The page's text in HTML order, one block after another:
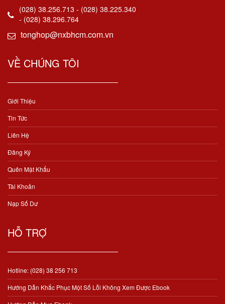
(028) 38.256.713 - (028) 38.225.340
- (028) 38.296.764
tonghop@nxbhcm.com.vn
VỀ CHÚNG TÔI
Giới Thiệu
Tin Tức
Liên Hệ
Đăng Ký
Quên Mật Khẩu
Tài Khoản
Nạp Số Dư
HỖ TRỢ
Hotline: (028) 38 256 713
Hướng Dẫn Khắc Phục Một Số Lỗi Không Xem Được Ebook